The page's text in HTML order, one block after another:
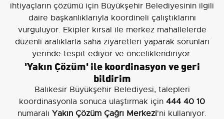
ihtiyaçların çözümü için Büyükşehir Belediyesinin ilgili
daire başkanlıklarıyla koordineli çalıştıklarını
vurguluyor. Ekipler kırsal ile merkez mahallelerde
düzenli aralıklarla saha ziyaretleri yaparak sorunları
yerinde tespit ediyor ve önceliklendiriyor.
'Yakın Çözüm' ile koordinasyon ve geri
bildirim
Balıkesir Büyükşehir Belediyesi, talepleri
koordinasyonla sonuca ulaştırmak için 444 40 10
numaralı Yakın Çözüm Çağrı Merkezi'ni kullanıyor.